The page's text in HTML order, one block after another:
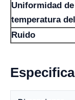
Uniformidad
temperatura
Ruido